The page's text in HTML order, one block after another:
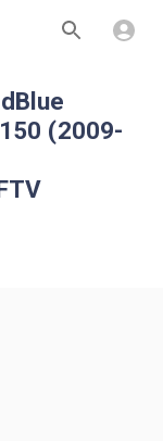
(2009-